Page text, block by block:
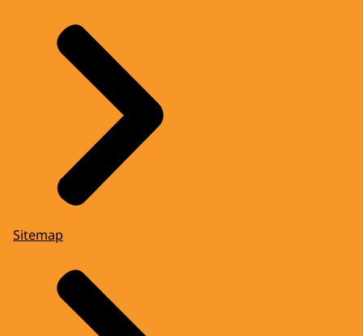
Sitemap